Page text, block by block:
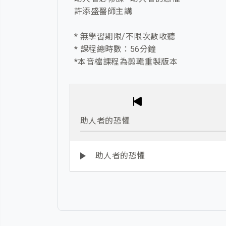
許添盛醫師主講
* 無學習期限/不限次數收聽
* 課程總時數：56分鐘
*本音檔課程為剪輯重製版本
助人者的恐懼
助人者的恐懼